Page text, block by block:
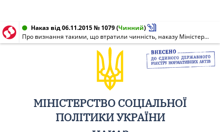
Наказ від 06.11.2015 № 1079(Чинний)
Про визнання такими, що втратили чинність, наказу Міністерства праці та соціальної політики України від 03 листопада 2010 року N 351 та наказу Міністерства соціальної політики України від 18 червня 2012 року N 365